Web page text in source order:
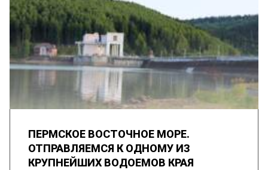
ПЕРМСКОЕ ВОСТОЧНОЕ МОРЕ.
ОТПРАВЛЯЕМСЯ К ОДНОМУ ИЗ
КРУПНЕЙШИХ ВОДОЕМОВ КРАЯ